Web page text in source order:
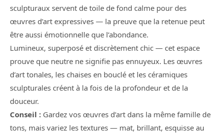
sculpturaux servent de toile de fond calme pour des
œuvres d’art expressives — la preuve que la retenue peut
être aussi émotionnelle que l’abondance.
Lumineux, superposé et discrètement chic — cet espace
prouve que neutre ne signifie pas ennuyeux. Les œuvres
d’art tonales, les chaises en bouclé et les céramiques
sculpturales créent à la fois de la profondeur et de la
douceur.
Conseil : Gardez vos œuvres d’art dans la même famille de
tons, mais variez les textures — mat, brillant, esquisse au